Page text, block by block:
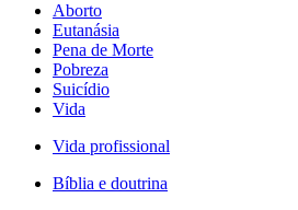
Aborto
Eutanásia
Pena de Morte
Pobreza
Suicídio
Vida
Vida profissional
Bíblia e doutrina